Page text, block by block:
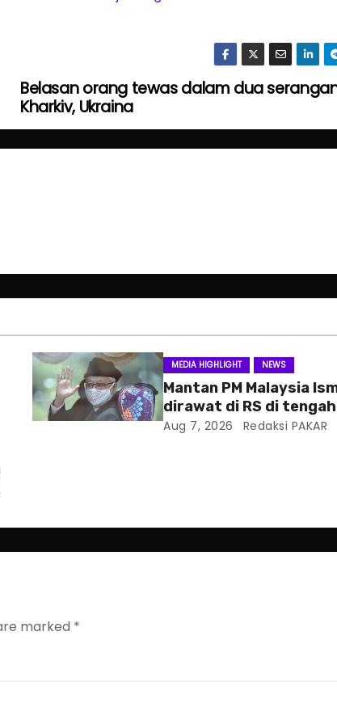
Belasan orang tewas dalam dua
Kharkiv, Ukraina
MEDIA HIGHLIGHT NEWS
Mantan PM Malaysia
dirawat di RS di
hukum
Aug 7, 2026 Redaksi PAKAR
marked *